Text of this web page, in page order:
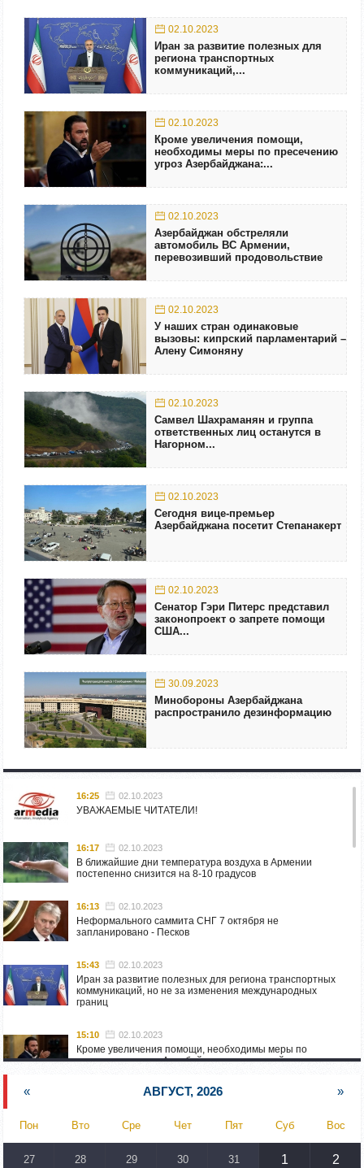
02.10.2023
Иран за развитие полезных для
региона транспортных
коммуникаций,...
02.10.2023
Кроме увеличения помощи,
необходимы меры по пресечению
угроз Азербайджана:...
02.10.2023
Азербайджан обстреляли
автомобиль ВС Армении,
перевозивший продовольствие
02.10.2023
У наших стран одинаковые
вызовы: кипрский парламентарий –
Алену Симоняну
02.10.2023
Самвел Шахраманян и группа
ответственных лиц останутся в
Нагорном...
02.10.2023
Сегодня вице-премьер
Азербайджана посетит Степанакерт
02.10.2023
Сенатор Гэри Питерс представил
законопроект о запрете помощи
США...
30.09.2023
Минобороны Азербайджана
распространило дезинформацию
16:25 02.10.2023
УВАЖАЕМЫЕ ЧИТАТЕЛИ!
16:17 02.10.2023
В ближайшие дни температура воздуха в Армении
постепенно снизится на 8-10 градусов
16:13 02.10.2023
Неформального саммита СНГ 7 октября не
запланировано - Песков
15:43 02.10.2023
Иран за развитие полезных для региона транспортных
коммуникаций, но не за изменения международных
границ
15:10 02.10.2023
Кроме увеличения помощи, необходимы меры по
пресечению угроз Азербайджана: испанский депутат
Азербайджан обстреляли автомобиль ВС Армении,
перевозивший продовольствие
14:46 02.10.2023
« АВГУСТ, 2026 »
Пон Вто Сре Чет Пят Суб Вос
27 28 29 30 31 1 2